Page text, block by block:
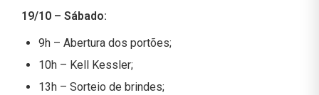
19/10 – Sábado:
9h – Abertura dos portões;
10h – Kell Kessler;
13h – Sorteio de brindes;